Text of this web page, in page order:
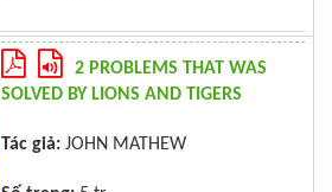
2 PROBLEMS THAT WAS
SOLVED BY LIONS AND TIGERS
Tác giả: JOHN MATHEW